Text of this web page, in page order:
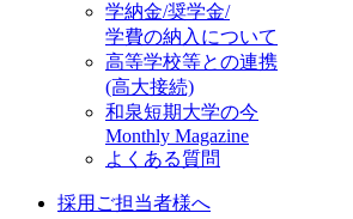
学納金/奨学金/
学費の納入について
高等学校等との連携
(高大接続)
和泉短期大学の今
Monthly Magazine
よくある質問
採用ご担当者様へ